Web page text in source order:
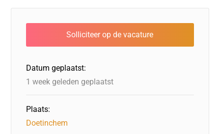
e
b
o
o
k
e
dI
n
o
d
o
n
a
d
s
s
A
p
l
Datum geplaatst:
1 week geleden geplaatst
Plaats:
Doetinchem